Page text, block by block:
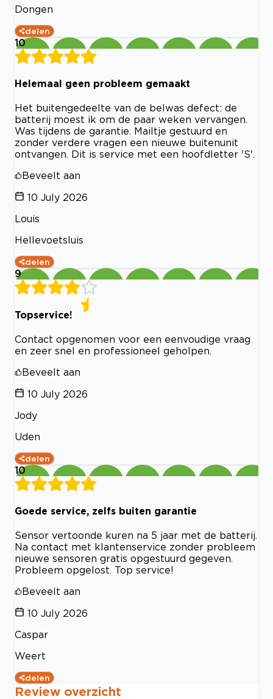
Dongen
delen
10
Helemaal geen probleem gemaakt
Het buitengedeelte van de belwas defect: de
batterij moest ik om de paar weken vervangen.
Was tijdens de garantie. Mailtje gestuurd en
zonder verdere vragen een nieuwe buitenunit
ontvangen. Dit is service met een hoofdletter 'S'.
Beveelt aan
10 July 2026
Louis
Hellevoetsluis
delen
9
Topservice!
Contact opgenomen voor een eenvoudige vraag
en zeer snel en professioneel geholpen.
Beveelt aan
10 July 2026
Jody
Uden
delen
10
Goede service, zelfs buiten garantie
Sensor vertoonde kuren na 5 jaar met de batterij.
Na contact met klantenservice zonder probleem
nieuwe sensoren gratis opgestuurd gegeven.
Probleem opgelost. Top service!
Beveelt aan
10 July 2026
Caspar
Weert
delen
Review overzicht